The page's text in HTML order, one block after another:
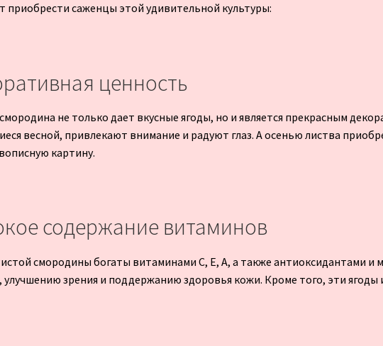
приобрести саженцы этой удивительной культуры:
ценность
не только дает вкусные ягоды, но и является прекрасным
весной, привлекают внимание и радуют глаз. А осенью листва
картину.
содержание витаминов
смородины богаты витаминами C, E, A, а также антиоксидантами
зрения и поддержанию здоровья кожи. Кроме того, эти ягоды